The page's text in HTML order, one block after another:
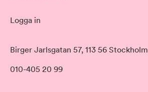
Tid på dagen
Morgon
Förmiddag
Logga in
Birger Jarlsgatan 57, 113 56 Stockholm
010-405 20 99